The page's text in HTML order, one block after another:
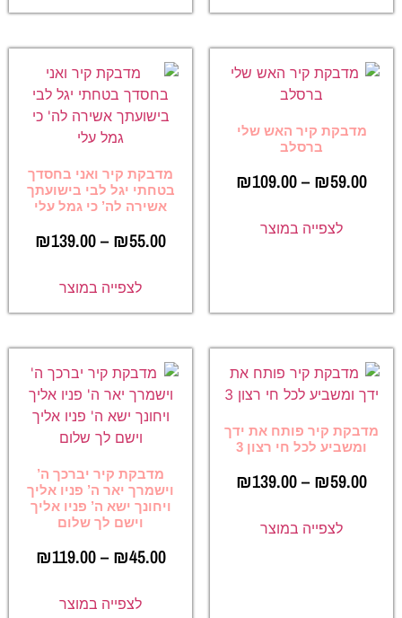
מדבקת קיר האש שלי
ברסלב
₪59.00
–
₪109.00
לצפייה במוצר
מדבקת קיר ואני בחסדך
בטחתי יגל לבי בישועתך
אשירה לה’ כי גמל עלי
₪55.00
–
₪139.00
לצפייה במוצר
מדבקת קיר פותח את ידך
ומשביע לכל חי רצון 3
₪59.00
–
₪139.00
לצפייה במוצר
מדבקת קיר יברכך ה’
וישמרך יאר ה’ פניו אליך
ויחונך ישא ה’ פניו אליך
וישם לך שלום
₪45.00
–
₪119.00
לצפייה במוצר